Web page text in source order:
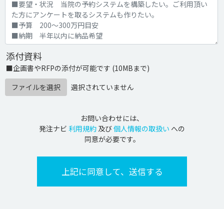
添付資料
■企画書やRFPの添付が可能です (10MBまで)
ファイルを選択
選択されていません
お問い合わせには、
発注ナビ 利用規約 及び個人情報の取扱い への
同意が必要です。